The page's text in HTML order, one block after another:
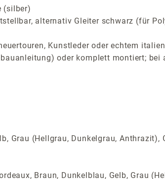
(silber)
alternativ Gleiter schwarz (für
Kunstleder oder echtem
oder komplett montiert;
Grau (Hellgrau, Dunkelgrau,
Braun, Dunkelblau, Gelb, Grau